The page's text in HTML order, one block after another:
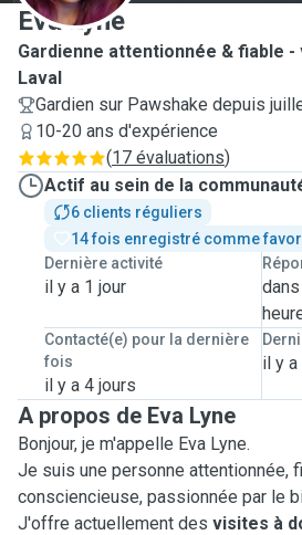
Eva Lyne
Gardienne attentionnée & fiable
Laval
Gardien sur Pawshake depuis
10-20 ans d'expérience
(17 évaluations)
Actif au sein de la
6 clients réguliers
14 fois enregistré comme
Dernière activité
il y a 1 jour
Contacté(e) pour la dernière
fois
il y a 4 jours
il y a
A propos de Eva Lyne
Bonjour, je m'appelle Eva Lyne.
Je suis une personne attentionnée,
consciencieuse, passionnée par le
J'offre actuellement des visites à